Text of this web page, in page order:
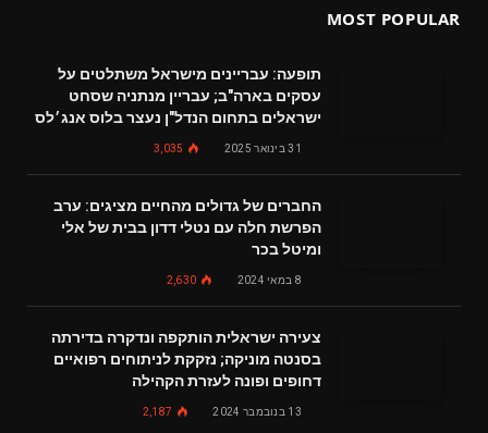
MOST POPULAR
תופעה: עבריינים מישראל משתלטים על
עסקים בארה"ב; עבריין מנתניה שסחט
ישראלים בתחום הנדל"ן נעצר בלוס אנג׳לס
31 בינואר 2025 3,035
החברים של גדולים מהחיים מציגים: ערב
הפרשת חלה עם נטלי דדון בבית של אלי
ומיטל בכר
8 במאי 2024 2,630
צעירה ישראלית הותקפה ונדקרה בדירתה
בסנטה מוניקה; נזקקת לניתוחים רפואיים
דחופים ופונה לעזרת הקהילה
13 בנובמבר 2024 2,187